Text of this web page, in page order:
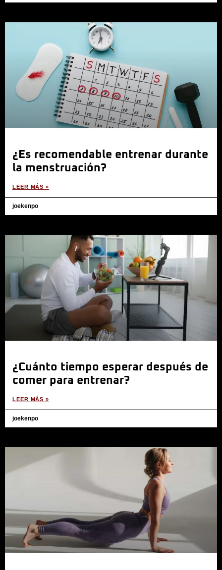
¿Es recomendable entrenar durante
la menstruación?
LEER MÁS »
joekenpo
¿Cuánto tiempo esperar después de
comer para entrenar?
LEER MÁS »
joekenpo